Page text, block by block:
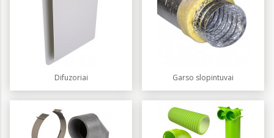
Difuzoriai Garso slopintuvai